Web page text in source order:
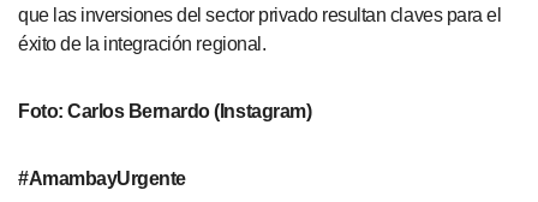
que las inversiones del sector privado resultan claves para el
éxito de la integración regional.
Foto: Carlos Bernardo (Instagram)
#AmambayUrgente